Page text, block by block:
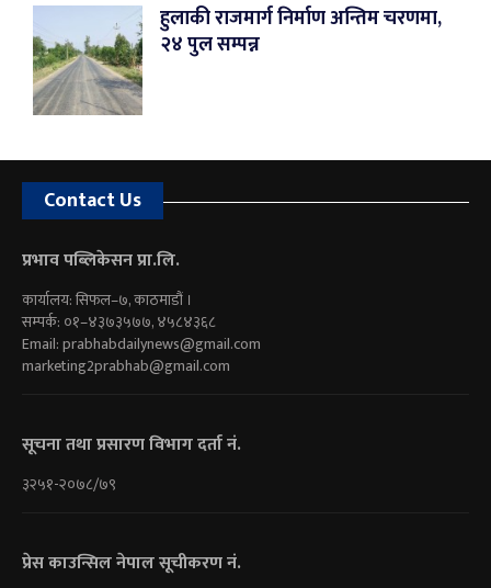
हुलाकी राजमार्ग निर्माण अन्तिम चरणमा,
२४ पुल सम्पन्न
Contact Us
प्रभाव पब्लिकेसन प्रा.लि.
कार्यालय: सिफल–७, काठमाडौं ।
सम्पर्क: ०१–४३७३५७७, ४५८४३६८
Email:prabhabdailynews@gmail.com
marketing2prabhab@gmail.com
सूचना तथा प्रसारण विभाग दर्ता नं.
३२५१-२०७८/७९
प्रेस काउन्सिल नेपाल सूचीकरण नं.